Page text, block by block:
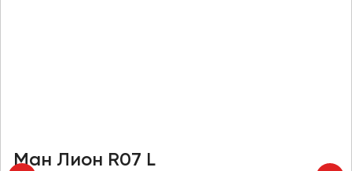
Ман Лион R07 L